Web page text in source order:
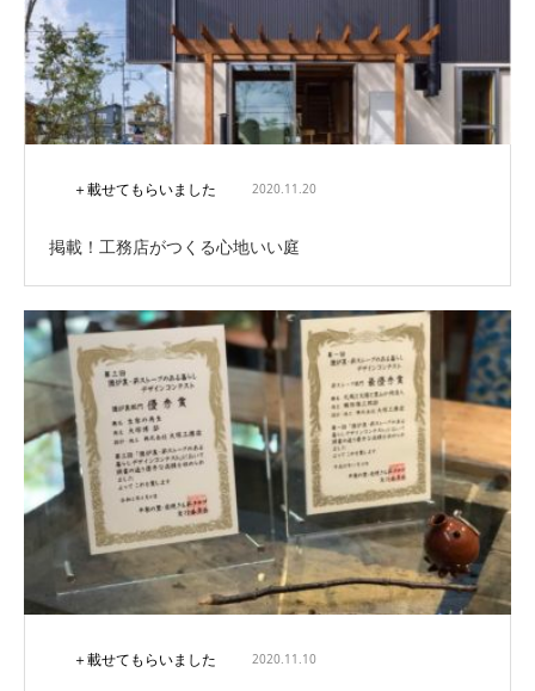
＋載せてもらいました 2020.11.20
掲載！工務店がつくる心地いい庭
＋載せてもらいました 2020.11.10